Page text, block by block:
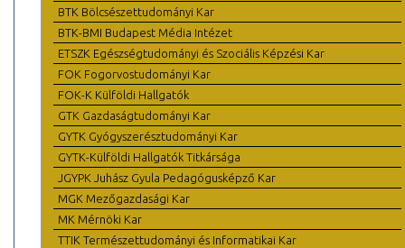
BTK Bölcsészettudományi Kar
BTK-BMI Budapest Média Intézet
ETSZK Egészségtudományi és Szociális Képzési Kar
FOK Fogorvostudományi Kar
FOK-K Külföldi Hallgatók
GTK Gazdaságtudományi Kar
GYTK Gyógyszerésztudományi Kar
GYTK-Külföldi Hallgatók Titkársága
JGYPK Juhász Gyula Pedagógusképző Kar
MGK Mezőgazdasági Kar
MK Mérnöki Kar
TTIK Természettudományi és Informatikai Kar